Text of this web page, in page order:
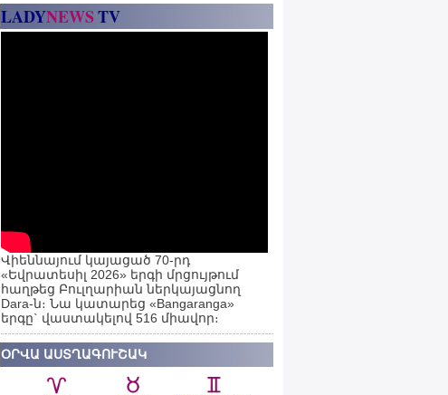
LADYNEWSTV
Վիեննայում կայացած 70-րդ
«Եվրատեսիլ 2026» երգի մրցույթում
հաղթեց Բուլղարիան ներկայացնող
Dara-ն։ Նա կատարեց «Bangaranga»
երգը` վաստակելով 516 միավոր։
ՕՐՎԱ ԱՍՏՂԱԳՈՒՇԱԿ